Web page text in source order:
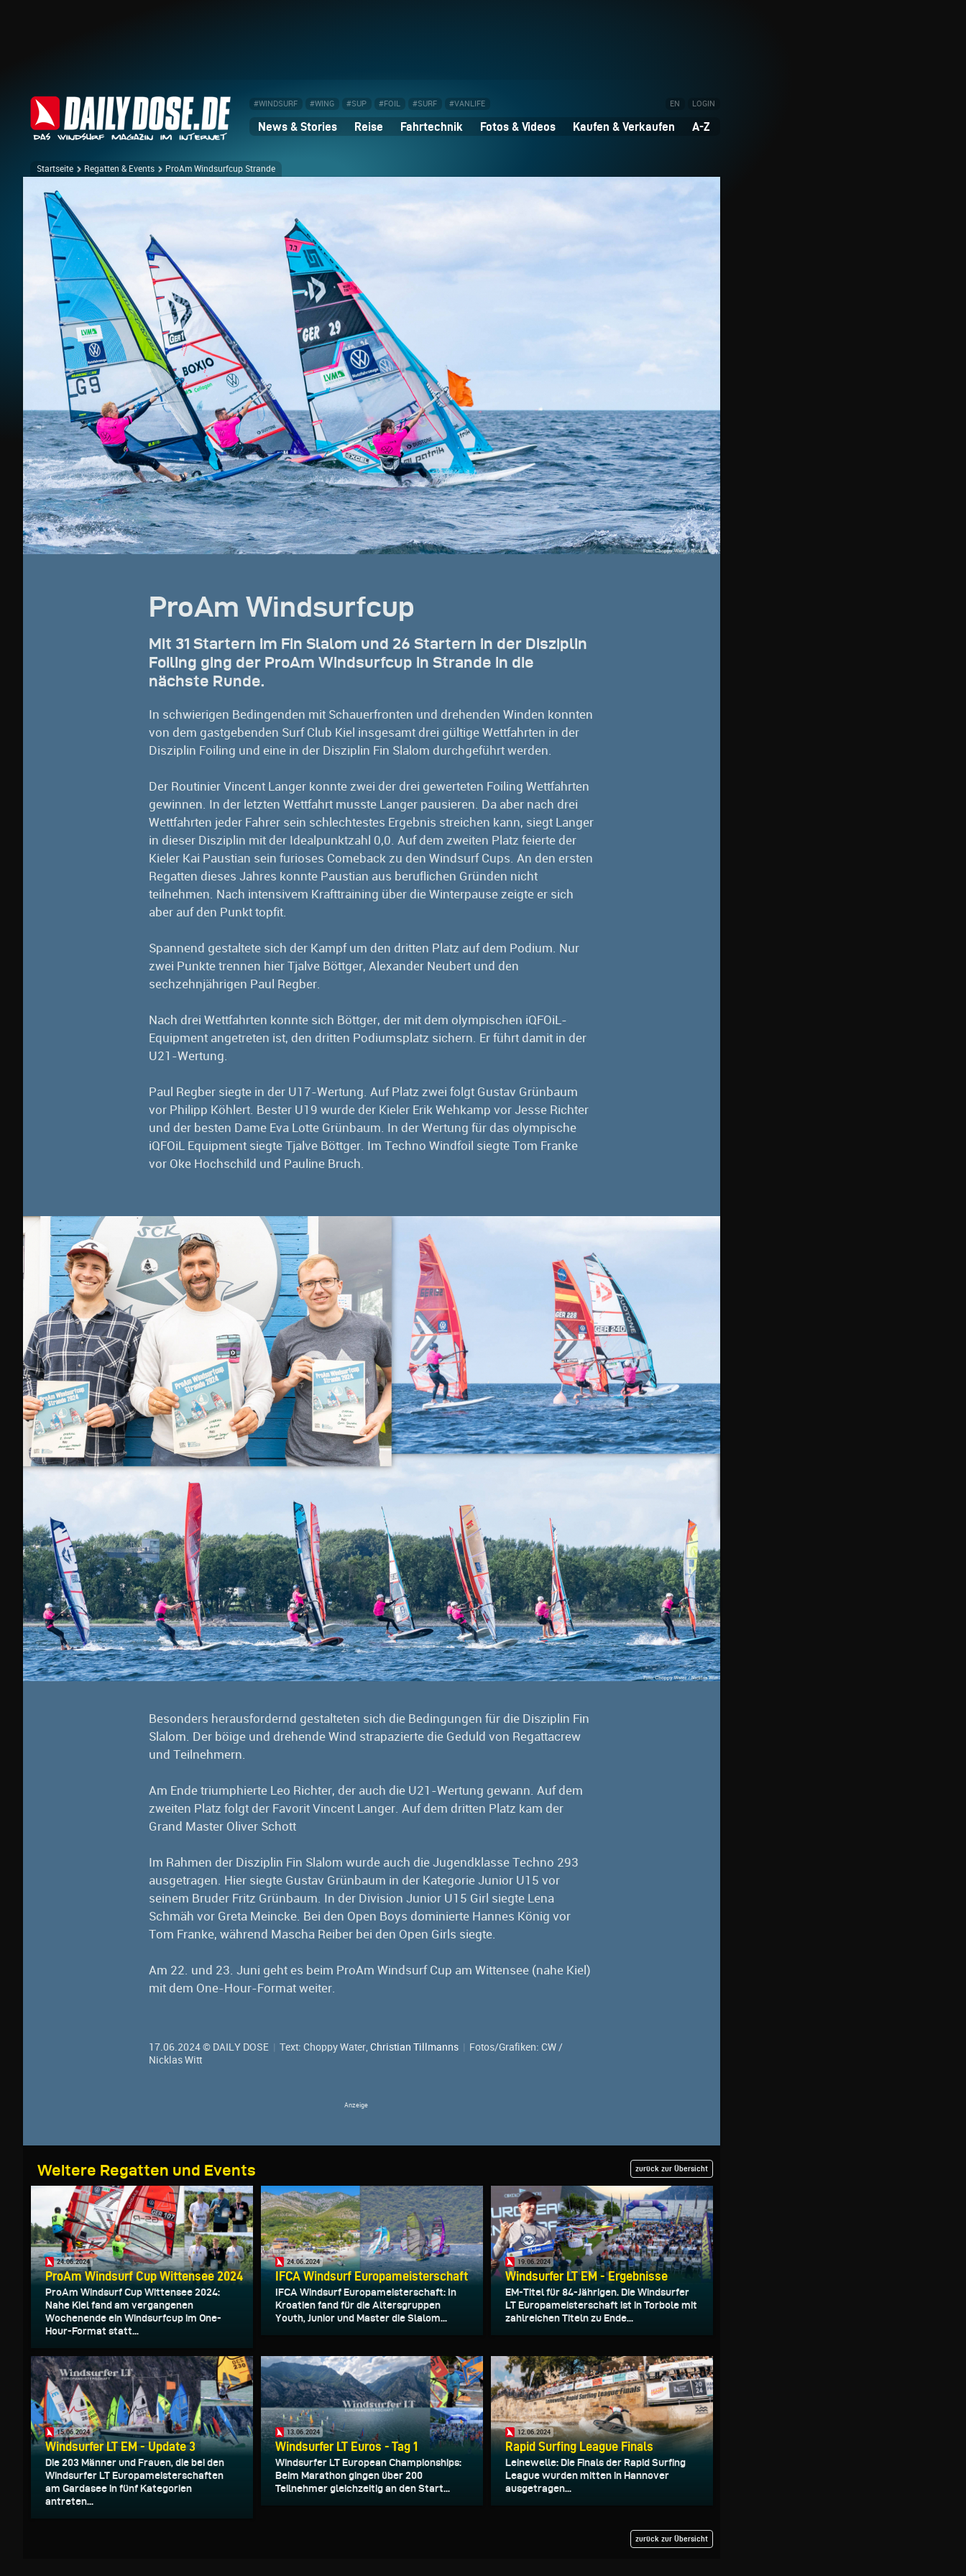
#WINDSURF #WING #SUP #FOIL #SURF #VANLIFE EN LOGIN
News & Stories Reise Fahrtechnik Fotos & Videos Kaufen & Verkaufen A-Z
Startseite Regatten & Events ProAm Windsurfcup Strande
ProAm Windsurfcup
Mit 31 Startern im Fin Slalom und 26 Startern in der Disziplin
Foiling ging der ProAm Windsurfcup in Strande in die
nächste Runde.
In schwierigen Bedingenden mit Schauerfronten und drehenden Winden konnten
von dem gastgebenden Surf Club Kiel insgesamt drei gültige Wettfahrten in der
Disziplin Foiling und eine in der Disziplin Fin Slalom durchgeführt werden.
Der Routinier Vincent Langer konnte zwei der drei gewerteten Foiling Wettfahrten
gewinnen. In der letzten Wettfahrt musste Langer pausieren. Da aber nach drei
Wettfahrten jeder Fahrer sein schlechtestes Ergebnis streichen kann, siegt Langer
in dieser Disziplin mit der Idealpunktzahl 0,0. Auf dem zweiten Platz feierte der
Kieler Kai Paustian sein furioses Comeback zu den Windsurf Cups. An den ersten
Regatten dieses Jahres konnte Paustian aus beruflichen Gründen nicht
teilnehmen. Nach intensivem Krafttraining über die Winterpause zeigte er sich
aber auf den Punkt topfit.
Spannend gestaltete sich der Kampf um den dritten Platz auf dem Podium. Nur
zwei Punkte trennen hier Tjalve Böttger, Alexander Neubert und den
sechzehnjährigen Paul Regber.
Nach drei Wettfahrten konnte sich Böttger, der mit dem olympischen iQFOiL-
Equipment angetreten ist, den dritten Podiumsplatz sichern. Er führt damit in der
U21-Wertung.
Paul Regber siegte in der U17-Wertung. Auf Platz zwei folgt Gustav Grünbaum
vor Philipp Köhlert. Bester U19 wurde der Kieler Erik Wehkamp vor Jesse Richter
und der besten Dame Eva Lotte Grünbaum. In der Wertung für das olympische
iQFOiL Equipment siegte Tjalve Böttger. Im Techno Windfoil siegte Tom Franke
vor Oke Hochschild und Pauline Bruch.
Besonders herausfordernd gestalteten sich die Bedingungen für die Disziplin Fin
Slalom. Der böige und drehende Wind strapazierte die Geduld von Regattacrew
und Teilnehmern.
Am Ende triumphierte Leo Richter, der auch die U21-Wertung gewann. Auf dem
zweiten Platz folgt der Favorit Vincent Langer. Auf dem dritten Platz kam der
Grand Master Oliver Schott
Im Rahmen der Disziplin Fin Slalom wurde auch die Jugendklasse Techno 293
ausgetragen. Hier siegte Gustav Grünbaum in der Kategorie Junior U15 vor
seinem Bruder Fritz Grünbaum. In der Division Junior U15 Girl siegte Lena
Schmäh vor Greta Meincke. Bei den Open Boys dominierte Hannes König vor
Tom Franke, während Mascha Reiber bei den Open Girls siegte.
Am 22. und 23. Juni geht es beim ProAm Windsurf Cup am Wittensee (nahe Kiel)
mit dem One-Hour-Format weiter.
17.06.2024 © DAILY DOSE | Text: Choppy Water, Christian Tillmanns | Fotos/Grafiken: CW /
Nicklas Witt
Weitere Regatten und Events zurück zur Übersicht
24.06.2024
ProAm Windsurf Cup Wittensee 2024
ProAm Windsurf Cup Wittensee 2024:
Nahe Kiel fand am vergangenen
Wochenende ein Windsurfcup im One-
Hour-Format statt...
24.06.2024
IFCA Windsurf Europameisterschaft
IFCA Windsurf Europameisterschaft: In
Kroatien fand für die Altersgruppen
Youth, Junior und Master die Slalom...
19.06.2024
Windsurfer LT EM - Ergebnisse
EM-Titel für 84-Jährigen. Die Windsurfer
LT Europameisterschaft ist in Torbole mit
zahlreichen Titeln zu Ende...
15.06.2024
Windsurfer LT EM - Update 3
Die 203 Männer und Frauen, die bei den
Windsurfer LT Europameisterschaften
am Gardasee in fünf Kategorien
antreten...
13.06.2024
Windsurfer LT Euros - Tag 1
Windsurfer LT European Championships:
Beim Marathon gingen über 200
Teilnehmer gleichzeitig an den Start...
12.06.2024
Rapid Surfing League Finals
Leinewelle: Die Finals der Rapid Surfing
League wurden mitten in Hannover
ausgetragen...
zurück zur Übersicht